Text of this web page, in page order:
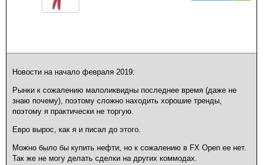
Новости на начало февраля 2019:
Рынки к сожалению малоликвидны последнее время (даже не
знаю почему), поэтому сложно находить хорошие тренды,
поэтому я практически не торгую.
Евро вырос, как я и писал до этого.
Можно было бы купить нефти, но к сожалению в FX Open ее нет.
Так же не могу делать сделки на других коммодах.